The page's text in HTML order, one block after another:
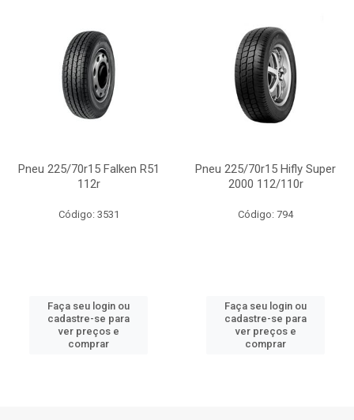
Pneu 225/70r15 Falken R51
112r
Código: 3531
Faça seu login ou
cadastre-se para
ver preços e
comprar
Pneu 225/70r15 Hifly Super
2000 112/110r
Código: 794
Faça seu login ou
cadastre-se para
ver preços e
comprar